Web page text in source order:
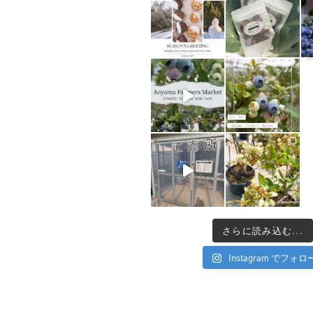
さらに読み込む...
Instagram でフォロ